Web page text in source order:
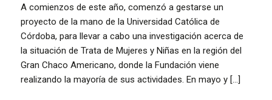
A comienzos de este año, comenzó a gestarse un
proyecto de la mano de la Universidad Católica de
Córdoba, para llevar a cabo una investigación acerca de
la situación de Trata de Mujeres y Niñas en la región del
Gran Chaco Americano, donde la Fundación viene
realizando la mayoría de sus actividades. En mayo y […]